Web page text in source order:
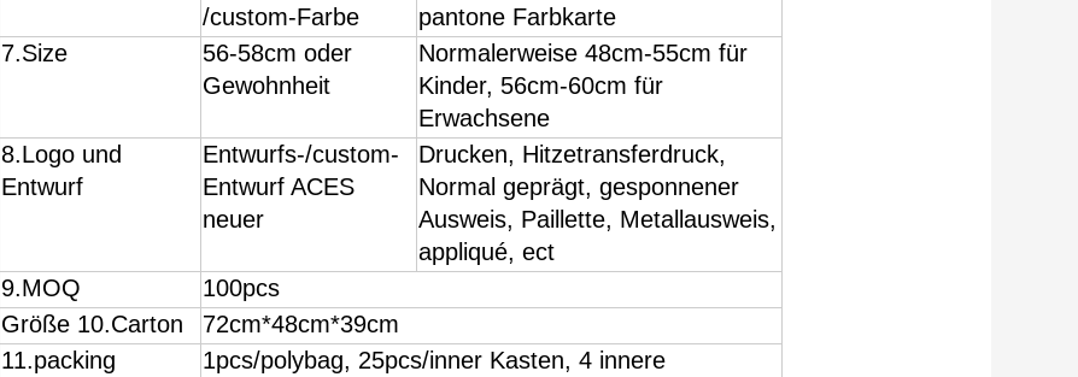
/custom-Farbe
pantone Farbkarte
7.Size
56-58cm oder
Gewohnheit
Normalerweise 48cm-55cm für
Kinder, 56cm-60cm für
Erwachsene
8.Logo und
Entwurf
Entwurfs-/custom-
Entwurf ACES
neuer
Drucken, Hitzetransferdruck,
Normal geprägt, gesponnener
Ausweis, Paillette, Metallausweis,
appliqué, ect
9.MOQ
100pcs
Größe 10.Carton
72cm*48cm*39cm
11.packing
1pcs/polybag, 25pcs/inner Kasten, 4 innere